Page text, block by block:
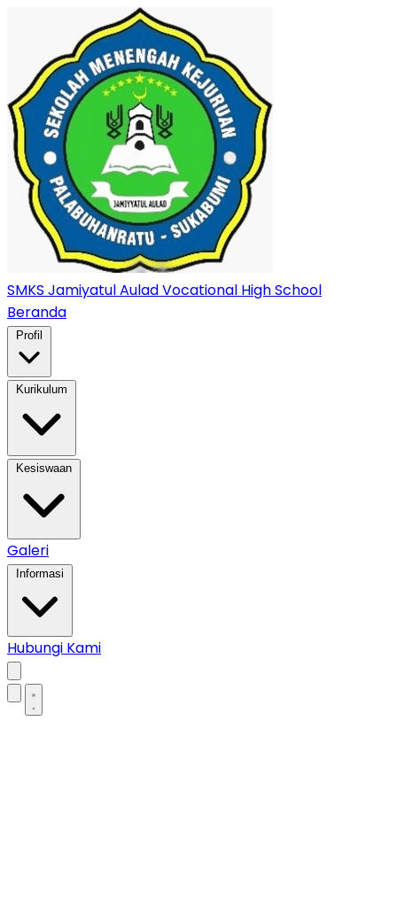
SMKS Jamiyatul AuladVocational High School
Beranda
Profil
Kurikulum
Kesiswaan
Galeri
Informasi
Hubungi Kami